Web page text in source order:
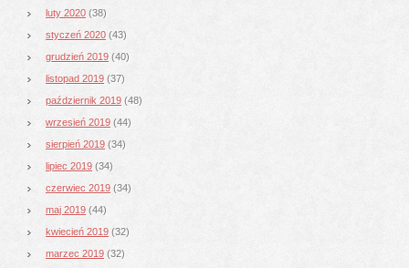
luty 2020 (38)
styczeń 2020 (43)
grudzień 2019 (40)
listopad 2019 (37)
październik 2019 (48)
wrzesień 2019 (44)
sierpień 2019 (34)
lipiec 2019 (34)
czerwiec 2019 (34)
maj 2019 (44)
kwiecień 2019 (32)
marzec 2019 (32)